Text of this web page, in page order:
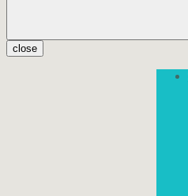
close